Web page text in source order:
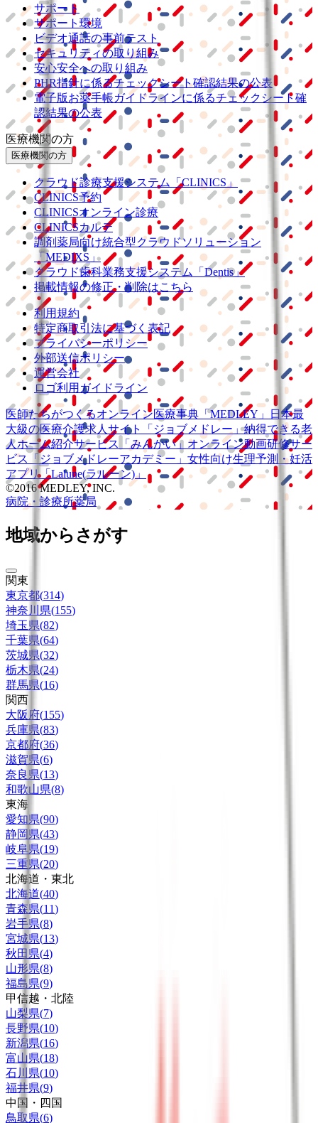
サポート
サポート環境
ビデオ通話の事前テスト
セキュリティの取り組み
安心安全への取り組み
PHR指針に係るチェックシート確認結果の公表
電子版お薬手帳ガイドラインに係るチェックシート確
認結果の公表
医療機関の方
医療機関の方
クラウド診療支援システム
「CLINICS」
CLINICS予約
CLINICSオンライン診療
CLINICSカルテ
調剤薬局向け統合型クラウドソリューション
「MEDIXS」
クラウド歯科業務支援システム
「Dentis」
掲載情報の修正・削除はこちら
利用規約
特定商取引法に基づく表記
プライバシーポリシー
外部送信ポリシー
運営会社
ロゴ利用ガイドライン
医師たちがつくるオンライン医療事典 「MEDLEY」
日本最
大級の医療介護求人サイト 「ジョブメドレー」納得できる老
人ホーム紹介サービス
「みんかい」 オンライン動画研修サー
ビス
「ジョブメドレーアカデミー」 女性向け生理予測・妊活
アプリ「Lalune(ラルーン)」
©2016 MEDLEY, INC.
病院・診療所薬局
地域からさがす
関東
東京都(314)
神奈川県(155)
埼玉県(82)
千葉県(64)
茨城県(32)
栃木県(24)
群馬県(16)
関西
大阪府(155)
兵庫県(83)
京都府(36)
滋賀県(6)
奈良県(13)
和歌山県(8)
東海
愛知県(90)
静岡県(43)
岐阜県(19)
三重県(20)
北海道・東北
北海道(40)
青森県(11)
岩手県(8)
宮城県(13)
秋田県(4)
山形県(8)
福島県(9)
甲信越・北陸
山梨県(7)
長野県(10)
新潟県(16)
富山県(18)
石川県(10)
福井県(9)
中国・四国
鳥取県(6)